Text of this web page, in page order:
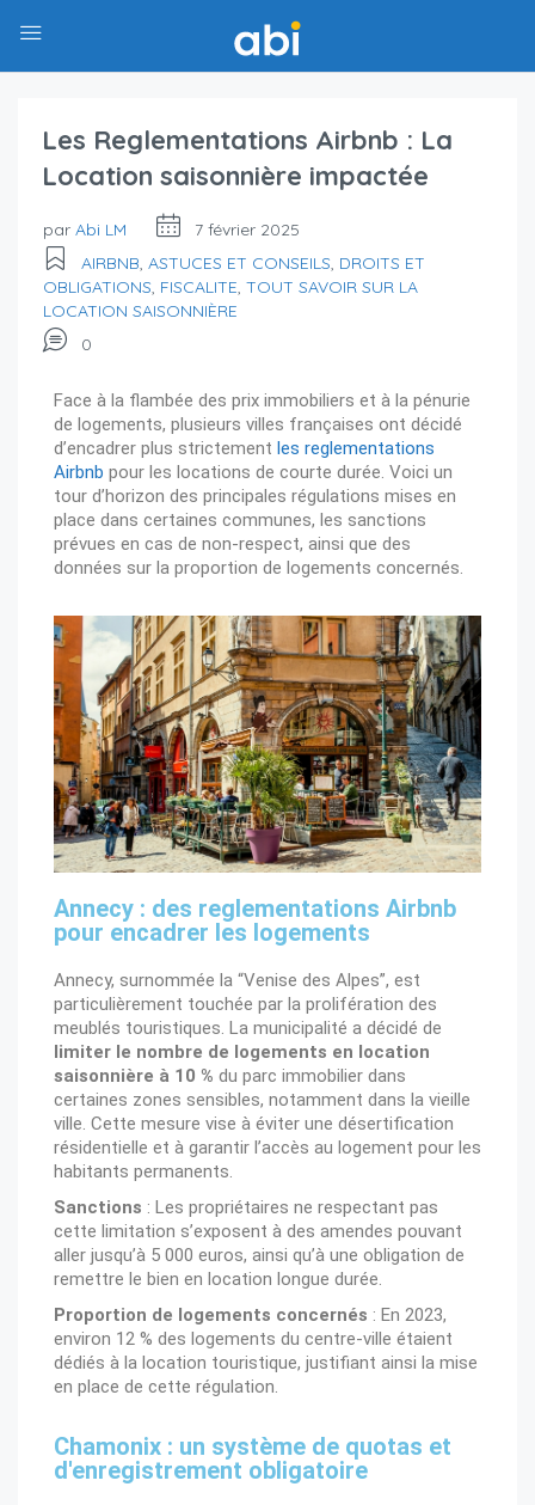
Les Reglementations Airbnb : La
Location saisonnière impactée
par Abi LM
7 février 2025
AIRBNB, ASTUCES ET CONSEILS, DROITS ET
OBLIGATIONS, FISCALITE, TOUT SAVOIR SUR LA
LOCATION SAISONNIÈRE
0
Face à la flambée des prix immobiliers et à la pénurie
de logements, plusieurs villes françaises ont décidé
d’encadrer plus strictement les reglementations
Airbnb pour les locations de courte durée. Voici un
tour d’horizon des principales régulations mises en
place dans certaines communes, les sanctions
prévues en cas de non-respect, ainsi que des
données sur la proportion de logements concernés.
Annecy : des reglementations Airbnb
pour encadrer les logements
Annecy, surnommée la “Venise des Alpes”, est
particulièrement touchée par la prolifération des
meublés touristiques. La municipalité a décidé de
limiter le nombre de logements en location
saisonnière à 10 % du parc immobilier dans
certaines zones sensibles, notamment dans la vieille
ville. Cette mesure vise à éviter une désertification
résidentielle et à garantir l’accès au logement pour les
habitants permanents.
Sanctions : Les propriétaires ne respectant pas
cette limitation s’exposent à des amendes pouvant
aller jusqu’à 5 000 euros, ainsi qu’à une obligation de
remettre le bien en location longue durée.
Proportion de logements concernés : En 2023,
environ 12 % des logements du centre-ville étaient
dédiés à la location touristique, justifiant ainsi la mise
en place de cette régulation.
Chamonix : un système de quotas et
d'enregistrement obligatoire